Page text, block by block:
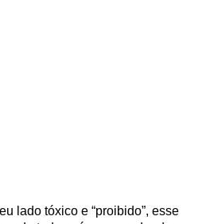
lado tóxico e “proibido”, esse